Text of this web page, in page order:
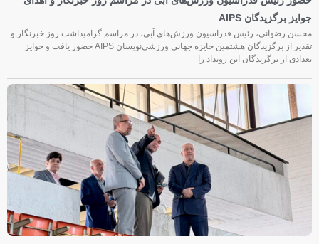
جوایز برگزیدگان AIPS
محسن رضوانی، رئیس فدراسیون ورزش‌های آبی، در مراسم گرامیداشت روز خبرنگار و
تقدیر از برگزیدگان هشتمین جایزه جهانی ورزشی‌نویسان AIPS حضور یافت و جوایز
تعدادی از برگزیدگان این رویداد را